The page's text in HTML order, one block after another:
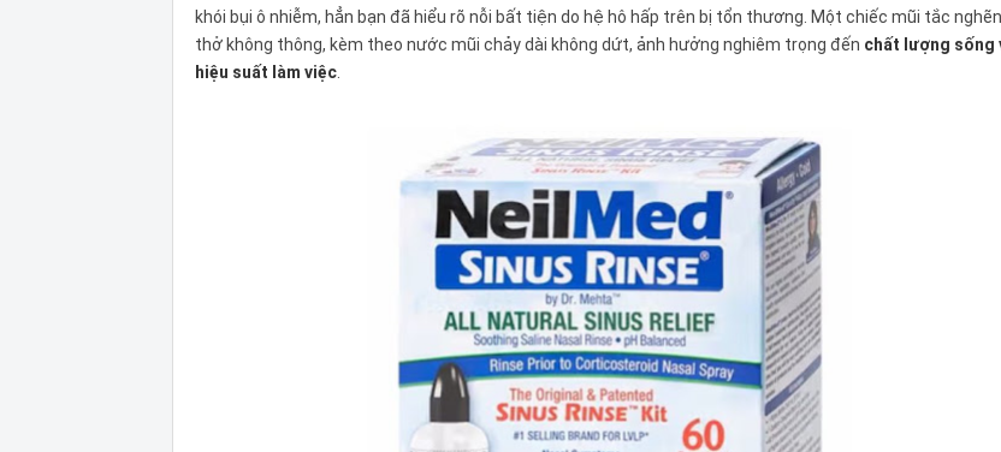
khói bụi ô nhiễm, hẳn bạn đã hiểu rõ nỗi bất tiện do hệ hô hấp trên bị tổn thương. Một chiếc mũi tắc
thở không thông, kèm theo nước mũi chảy dài không dứt, ảnh hưởng nghiêm trọng đến chất lượng sống
hiệu suất làm việc